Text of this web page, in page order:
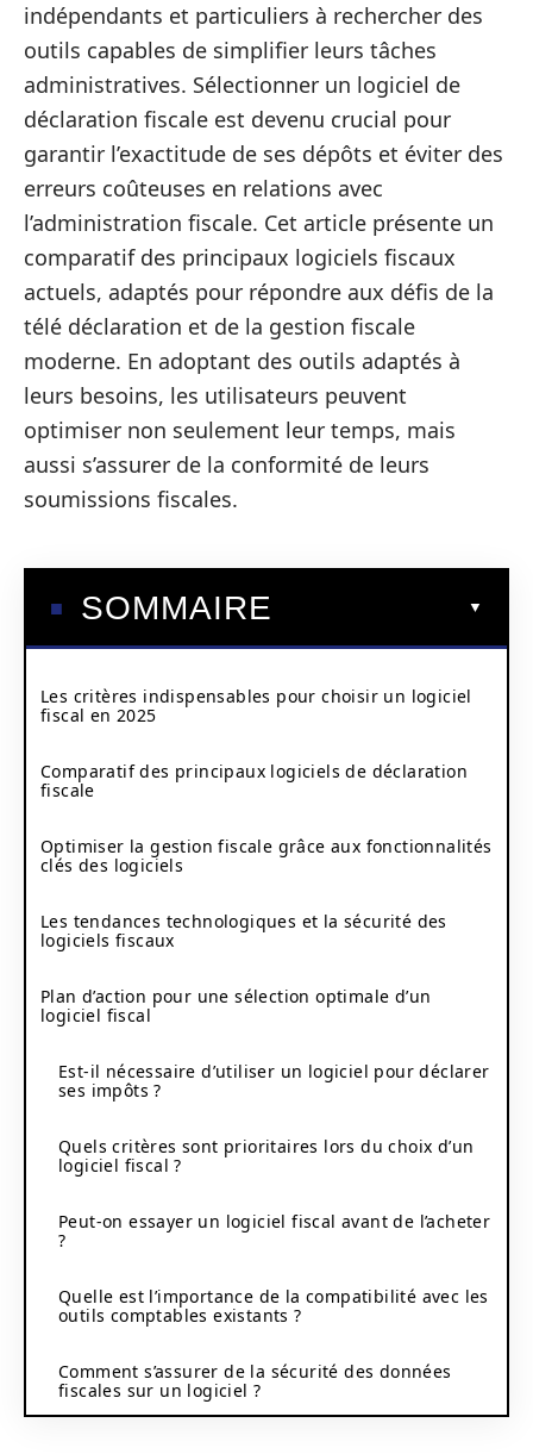
indépendants et particuliers à rechercher des
outils capables de simplifier leurs tâches
administratives. Sélectionner un logiciel de
déclaration fiscale est devenu crucial pour
garantir l’exactitude de ses dépôts et éviter des
erreurs coûteuses en relations avec
l’administration fiscale. Cet article présente un
comparatif des principaux logiciels fiscaux
actuels, adaptés pour répondre aux défis de la
télé déclaration et de la gestion fiscale
moderne. En adoptant des outils adaptés à
leurs besoins, les utilisateurs peuvent
optimiser non seulement leur temps, mais
aussi s’assurer de la conformité de leurs
soumissions fiscales.
SOMMAIRE
Les critères indispensables pour choisir un logiciel
fiscal en 2025
Comparatif des principaux logiciels de déclaration
fiscale
Optimiser la gestion fiscale grâce aux fonctionnalités
clés des logiciels
Les tendances technologiques et la sécurité des
logiciels fiscaux
Plan d’action pour une sélection optimale d’un
logiciel fiscal
Est-il nécessaire d’utiliser un logiciel pour déclarer
ses impôts ?
Quels critères sont prioritaires lors du choix d’un
logiciel fiscal ?
Peut-on essayer un logiciel fiscal avant de l’acheter
?
Quelle est l’importance de la compatibilité avec les
outils comptables existants ?
Comment s’assurer de la sécurité des données
fiscales sur un logiciel ?